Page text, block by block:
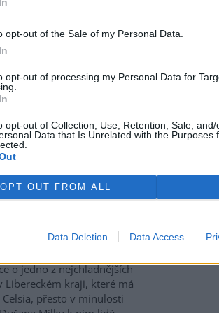
opt-out of the Sale of my Personal Data.
opt-out of processing my Personal Data for
opt-out of Collection, Use, Retention, Sale, and/
Data that Is Unrelated with the Purposes
OPT OUT FROM ALL
Data Deletion Data Access
9
přístav v rumunském
je opuštěný. Až na několik
v řasách. Hladina
tak nízko, že plavidla už
vplouvat ani z něj
za tropických teplot
zažívají za současných
o jedno z nejchladnějších
Libereckém kraji, které má
přesto v minulosti